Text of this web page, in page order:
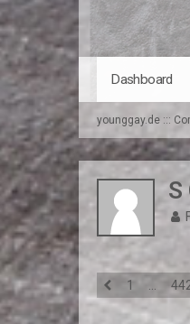
Dashboard
younggay.de :::
S
1